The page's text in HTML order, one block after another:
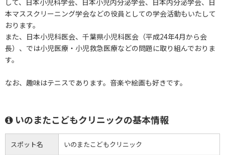
して、日本小児科学会、日本小児内分泌学会、日本内分泌学会、日
本マススクリーニング学会などの役員としての学会活動もいたして
おります。
また、日本小児科医会、千葉県小児科医会（平成24年4月から会
長）、では小児医療・小児救急医療などの問題に取り組んでおりま
す。
なお、趣味はテニスであります。音楽や絵画も好きです。
いのまたこどもクリニックの基本情報
スポット名 いのまたこどもクリニック